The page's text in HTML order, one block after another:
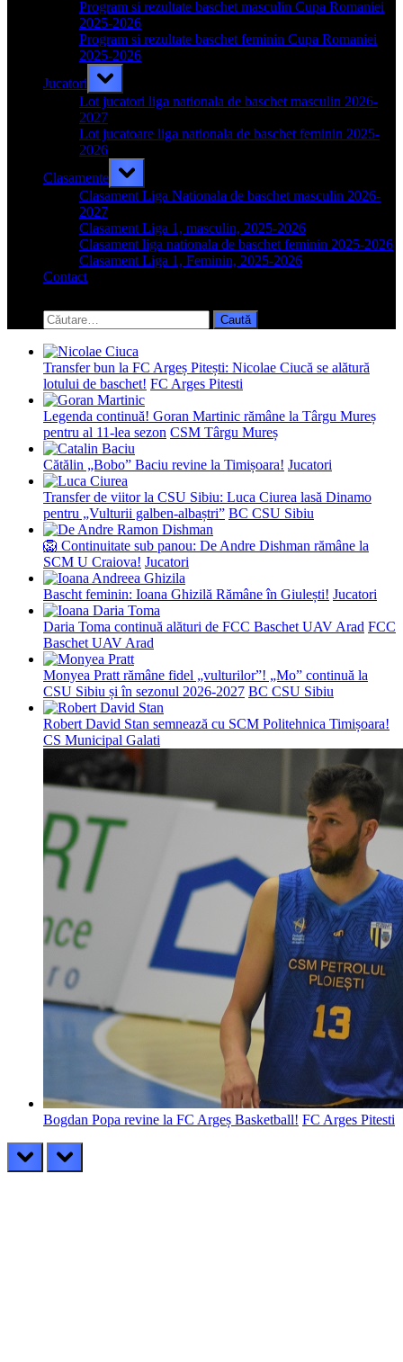
menu
Program si rezultate baschet masculin Cupa Romaniei
2025-2026
Program si rezultate baschet feminin Cupa Romaniei
2025-2026
Jucatori
Toggle
sub-
menu
Lot jucatori liga nationala de baschet masculin 2026-
2027
Lot jucatoare liga nationala de baschet feminin 2025-
2026
Clasamente
Toggle
sub-
menu
Clasament Liga Nationala de baschet masculin 2026-
2027
Clasament Liga 1, masculin, 2025-2026
Clasament liga nationala de baschet feminin 2025-2026
Clasament Liga 1, Feminin, 2025-2026
Contact
search
form
Caută
după:
Transfer bun la FC Argeș Pitești: Nicolae Ciucă se alătură
lotului de baschet! FC Arges Pitesti
Legenda continuă! Goran Martinic rămâne la Târgu Mureș
pentru al 11-lea sezon CSM Târgu Mureș
Cătălin „Bobo” Baciu revine la Timișoara! Jucatori
Transfer de viitor la CSU Sibiu: Luca Ciurea lasă Dinamo
pentru „Vulturii galben-albaștri” BC CSU Sibiu
🦁 Continuitate sub panou: De Andre Dishman rămâne la
SCM U Craiova! Jucatori
Bascht feminin: Ioana Ghizilă Rămâne în Giulești! Jucatori
Daria Toma continuă alături de FCC Baschet UAV Arad FCC
Baschet UAV Arad
Monyea Pratt rămâne fidel „vulturilor”! „Mo” continuă la
CSU Sibiu și în sezonul 2026-2027 BC CSU Sibiu
Robert David Stan semnează cu SCM Politehnica Timișoara!
CS Municipal Galati
Bogdan Popa revine la FC Argeș Basketball! FC Arges Pitesti
prev next